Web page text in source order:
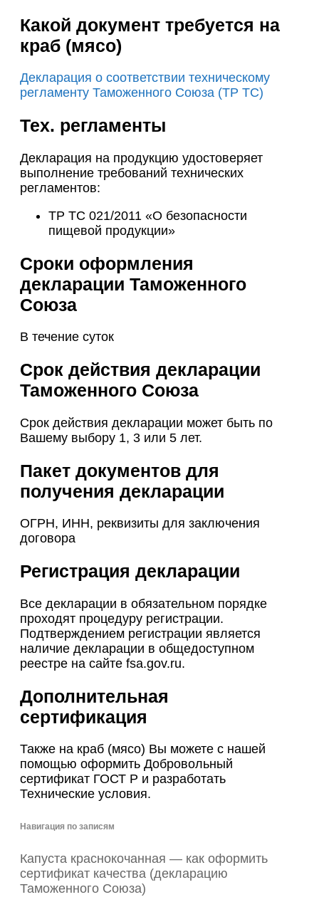
Какой документ требуется на
краб (мясо)
Декларация о соответствии техническому
регламенту Таможенного Союза (ТР ТС)
Тех. регламенты
Декларация на продукцию удостоверяет
выполнение требований технических
регламентов:
ТР ТС 021/2011 «О безопасности
пищевой продукции»
Сроки оформления
декларации Таможенного
Союза
В течение суток
Срок действия декларации
Таможенного Союза
Срок действия декларации может быть по
Вашему выбору 1, 3 или 5 лет.
Пакет документов для
получения декларации
ОГРН, ИНН, реквизиты для заключения
договора
Регистрация декларации
Все декларации в обязательном порядке
проходят процедуру регистрации.
Подтверждением регистрации является
наличие декларации в общедоступном
реестре на сайте fsa.gov.ru.
Дополнительная
сертификация
Также на краб (мясо) Вы можете с нашей
помощью оформить Добровольный
сертификат ГОСТ Р и разработать
Технические условия.
Навигация по записям
Капуста краснокочанная — как оформить
сертификат качества (декларацию
Таможенного Союза)